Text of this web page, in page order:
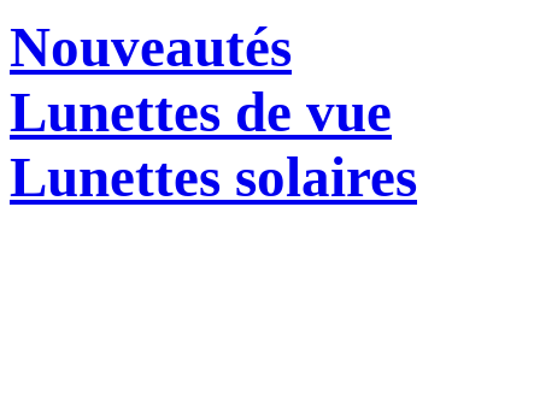
Nouveautés
Lunettes de vue
Lunettes solaires